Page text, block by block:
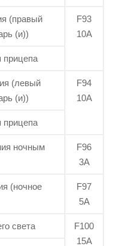
(правый
(и))
F93
10А
прицепа
(левый
(и))
F94
10А
прицепа
ночным
F96
3А
(ночное
F97
5А
света
F100
15А